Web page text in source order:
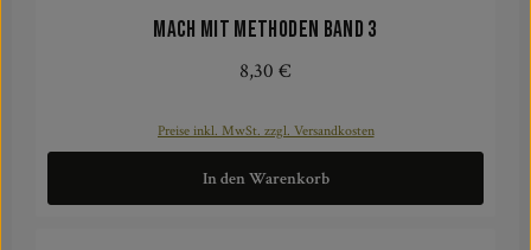
Mach mit Methoden Band 3
Regulärer Preis:
8,30 €
Preise inkl. MwSt. zzgl. Versandkosten
In den Warenkorb